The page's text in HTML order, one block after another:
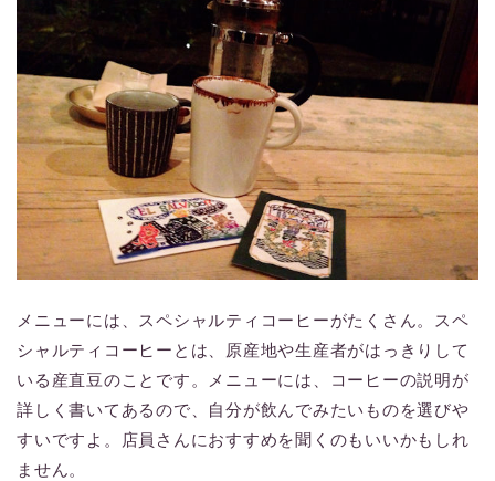
メニューには、スペシャルティコーヒーがたくさん。スペ
シャルティコーヒーとは、原産地や生産者がはっきりして
いる産直豆のことです。メニューには、コーヒーの説明が
詳しく書いてあるので、自分が飲んでみたいものを選びや
すいですよ。店員さんにおすすめを聞くのもいいかもしれ
ません。